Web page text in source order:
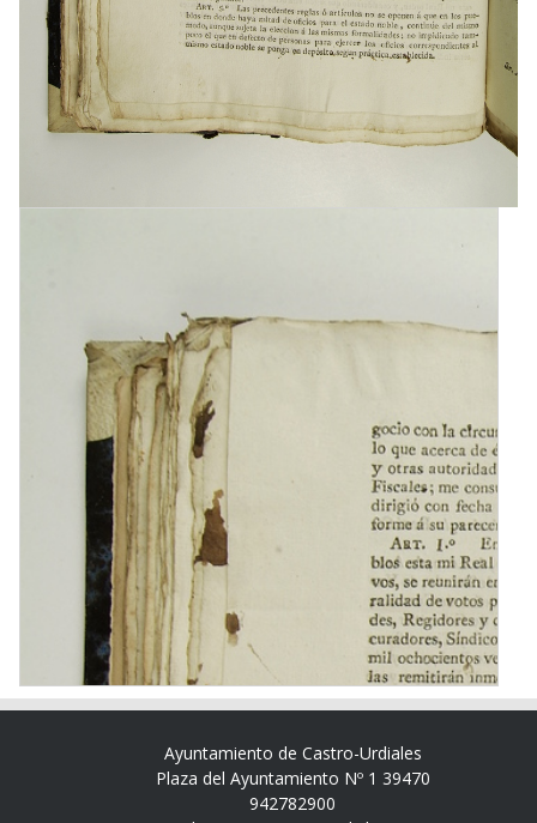
Ayuntamiento de Castro-Urdiales
Plaza del Ayuntamiento Nº 1 39470
942782900